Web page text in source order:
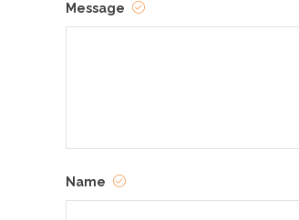
Message
Name